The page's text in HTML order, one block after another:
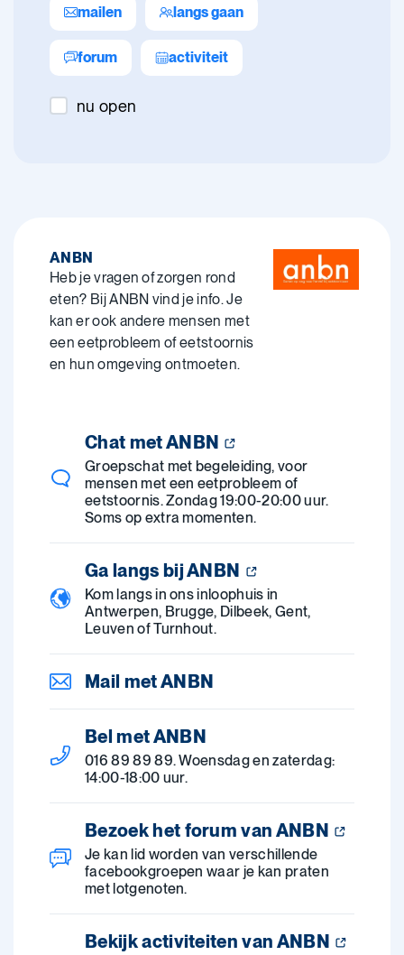
mailen langs gaan
forum activiteit
nu open
ANBN
Heb je vragen of zorgen rond
eten? Bij ANBN vind je info. Je
kan er ook andere mensen met
een eetprobleem of eetstoornis
en hun omgeving ontmoeten.
Chat met ANBN
Groepschat met begeleiding, voor
mensen met een eetprobleem of
eetstoornis. Zondag 19:00-20:00 uur.
Soms op extra momenten.
Ga langs bij ANBN
Kom langs in ons inloophuis in
Antwerpen, Brugge, Dilbeek, Gent,
Leuven of Turnhout.
Mail met ANBN
Bel met ANBN
016 89 89 89. Woensdag en zaterdag:
14:00-18:00 uur.
Bezoek het forum van ANBN
Je kan lid worden van verschillende
facebookgroepen waar je kan praten
met lotgenoten.
Bekijk activiteiten van ANBN